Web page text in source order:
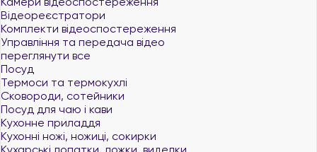
Відеореєстратори
Комплекти відеоспостереження
Управління та передача відео
переглянути все
Посуд
Термоси та термокухлі
Сковороди, сотейники
Посуд для чаю і кави
Кухонне приладдя
Кухонні ножі, ножиці, сокирки